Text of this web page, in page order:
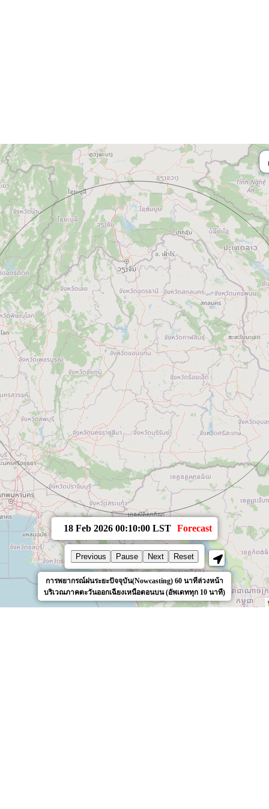
การพยากรณ์ฝนระยะปัจจุบัน(Nowcasting) 60 นาทีล่วงหน้า
บริเวณภาคตะวันออกเฉียงเหนือตอนบน (อัพเดททุก 10 นาที)
18 Feb 2026 00:10:00 LST Forecast
Previous Pause Next Reset